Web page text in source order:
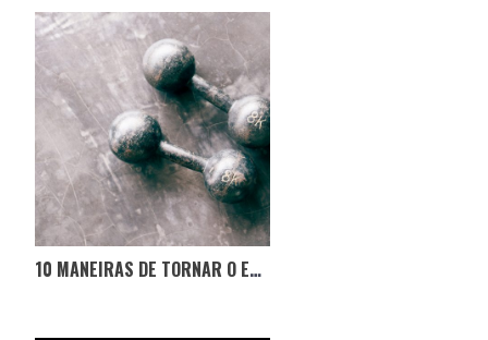
10 MANEIRAS DE TORNAR O EXERCÍCIO FÍSICO UM HÁBITO